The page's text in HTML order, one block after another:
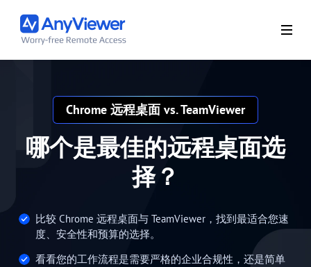
Chrome 远程桌面 vs. TeamViewer
哪个是最佳的远程桌面选
择？
比较 Chrome 远程桌面与 TeamViewer，找到最适合您速
度、安全性和预算的选择。
看看您的工作流程是需要严格的企业合规性，还是简单